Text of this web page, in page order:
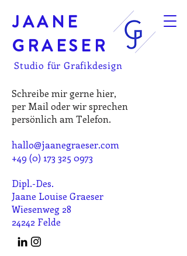
JAANE
GRAESER
Studio für Grafikdesign
Schreibe mir gerne hier,
per Mail oder wir sprechen
persönlich am Telefon.
hallo@jaanegraeser.com
+49 (0) 173 325 0973
Dipl.-Des.
Jaane Louise Graeser
Wiesenweg 28
24242 Felde